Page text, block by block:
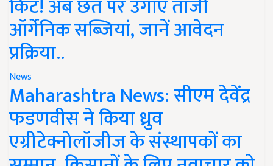
किट! अब छत पर उगाएं ताजी
ऑर्गेनिक सब्जियां, जानें आवेदन
प्रक्रिया..
News
Maharashtra News: सीएम देवेंद्र
फडणवीस ने किया ध्रुव
एग्रीटेक्नोलॉजीज के संस्थापकों का